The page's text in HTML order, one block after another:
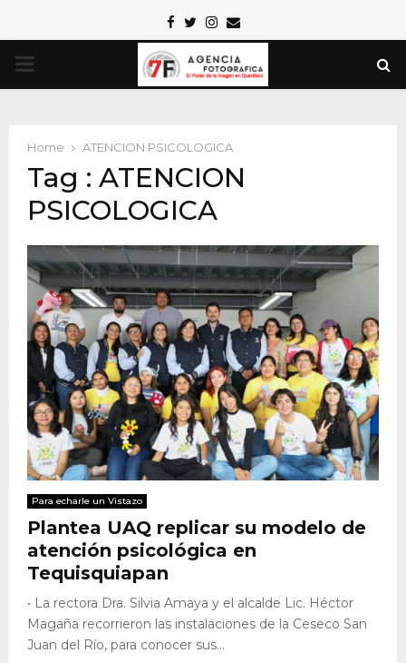
Facebook
TwitterInstagram
Email
PRIMARY
Home ATENCION PSICOLOGICA
Tag : ATENCION
PSICOLOGICA
Para echarle un Vistazo
Plantea UAQ replicar su modelo de
atención psicológica en
Tequisquiapan
• La rectora Dra. Silvia Amaya y el alcalde Lic. Héctor
Magaña recorrieron las instalaciones de la Ceseco San
Juan del Río, para conocer sus...